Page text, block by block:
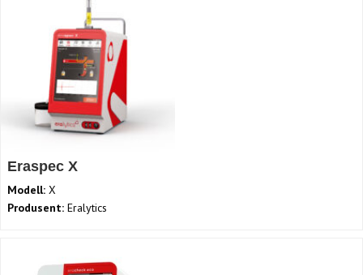
Eraspec X
Modell: X
Produsent: Eralytics